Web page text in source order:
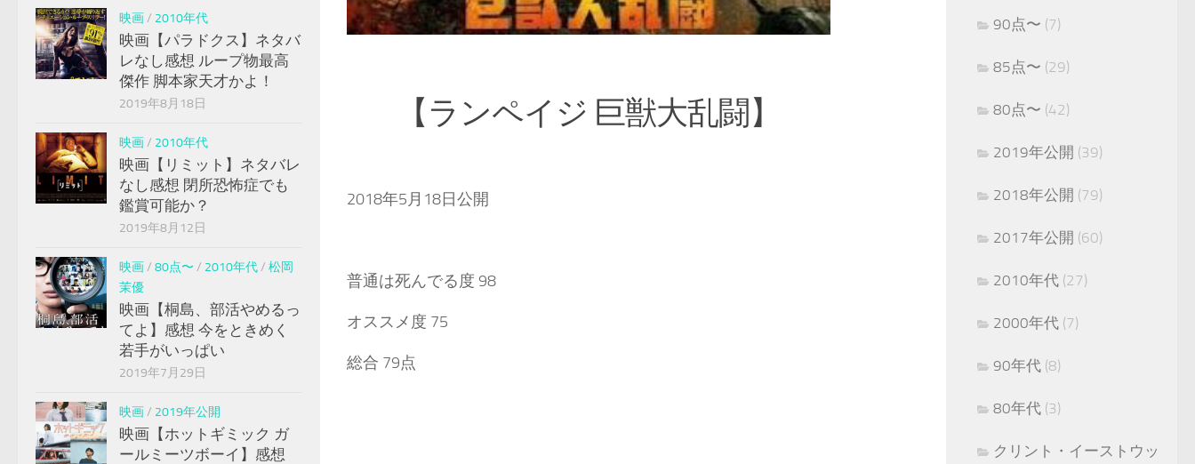
【ランペイジ 巨獣大乱闘】
2018年5月18日公開
普通は死んでる度 98
オススメ度 75
総合 79点
映画/ 2010年代
映画【パラドクス】ネタバ
レなし感想 ループ物最高
傑作 脚本家天才かよ！
2019年8月18日
映画/ 2010年代
映画【リミット】ネタバレ
なし感想 閉所恐怖症でも
鑑賞可能か？
2019年8月12日
映画/ 80点〜 / 2010年代/ 松岡
茉優
映画【桐島、部活やめるっ
てよ】感想 今をときめく
若手がいっぱい
2019年7月29日
映画/ 2019年公開
映画【ホットギミック ガ
ールミーツボーイ】感想
90点〜 (7)
85点〜 (29)
80点〜 (42)
2019年公開 (39)
2018年公開 (79)
2017年公開 (60)
2010年代 (27)
2000年代 (7)
90年代 (8)
80年代 (3)
クリント・イーストウッ